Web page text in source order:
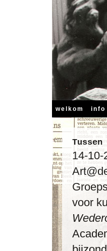
welkom info
14-10-
voor